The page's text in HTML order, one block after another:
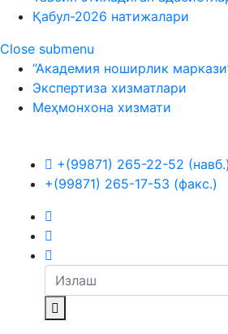
Қабул-2026 натижалари
Close submenu
“Академия ноширлик
Экспертиза хизматлари
Меҳмонхона хизмати
+(99871) 265-22-52 (навб.)
+(99871) 265-17-53 (факс.)